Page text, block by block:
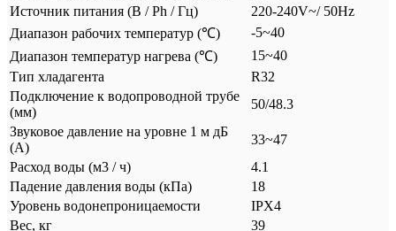
Источник питания (В / Ph / Гц)
220-240V~/ 50Hz
Диапазон рабочих температур (℃)
-5~40
Диапазон температур нагрева (℃)
15~40
Тип хладагента
R32
Подключение к водопроводной трубе
(мм)
50/48.3
Звуковое давление на уровне 1 м дБ
(А)
33~47
Расход воды (м3 / ч)
4.1
Падение давления воды (кПа)
18
Уровень водонепроницаемости
IPX4
Вес, кг
39